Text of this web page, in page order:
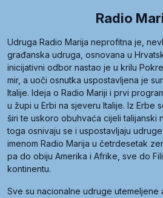
Radio
Udruga Radio Marija neprofitna je,
građanska udruga, osnovana u
inicijativni odbor nastao je u krilu
mir, a uoči osnutka uspostavljena je
Italije. Ideja o Radio Mariji i prvi
u župi u Erbi na sjeveru Italije. Iz Erbe
širi te uskoro obuhvaća cijeli talijanski
toga osnivaju se i uspostavljaju
imenom Radio Marija u četrdesetak
pa do obiju Amerika i Afrike, sve do
kontinentu.
Sve su nacionalne udruge utemeljene